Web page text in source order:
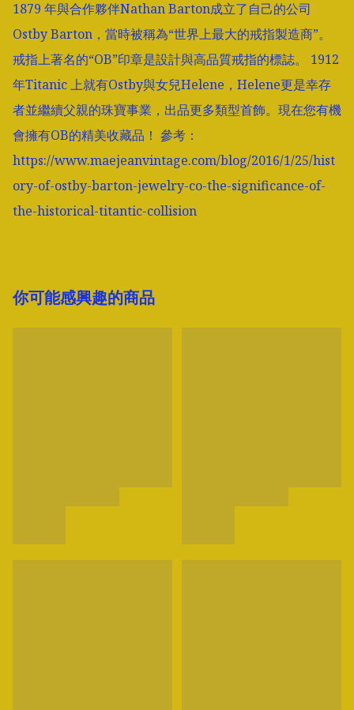
1879 年與合作夥伴Nathan Barton成立了自己的公司
Ostby Barton，當時被稱為“世界上最大的戒指製造商”。
戒指上著名的“OB”印章是設計與高品質戒指的標誌。 1912
年Titanic 上就有Ostby與女兒Helene，Helene更是幸存
者並繼續父親的珠寶事業，出品更多類型首飾。現在您有機
會擁有OB的精美收藏品！ 參考：
https://www.maejeanvintage.com/blog/2016/1/25/hist
ory-of-ostby-barton-jewelry-co-the-significance-of-
the-historical-titantic-collision
你可能感興趣的商品